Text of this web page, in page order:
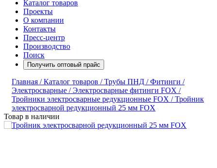
Каталог товаров
Проекты
О компании
Контакты
Пресс-центр
Производство
Поиск
Получить оптовый прайс
Главная /Каталог товаров /Трубы ПНД /Фитинги /
Электросварные /Электросварные фитинги FOX /
Тройники электросварные редукционные FOX /Тройник
электросварной редукционный 25 мм FOX
Товар в наличии